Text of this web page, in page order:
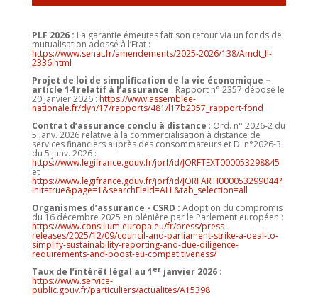
PLF 2026 : La garantie émeutes fait son retour via un fonds de
mutualisation adossé à l’Etat :
https://www.senat.fr/amendements/2025-2026/138/Amdt_II-
2336.html
Projet de loi de simplification de la vie économique –
article 14 relatif à l’assurance : Rapport n° 2357 déposé le
20 janvier 2026 : https://www.assemblee-
nationale.fr/dyn/17/rapports/481/l17b2357_rapport-fond
Contrat d’assurance conclu à distance : Ord. n° 2026-2 du
5 janv. 2026 relative à la commercialisation à distance de
services financiers auprès des consommateurs et D. n°2026-3
du 5 janv. 2026 :
https://www.legifrance.gouv.fr/jorf/id/JORFTEXT000053298845
et
https://www.legifrance.gouv.fr/jorf/id/JORFARTI000053299044?
init=true&page=1&searchField=ALL&tab_selection=all
Organismes d’assurance - CSRD : Adoption du compromis
du 16 décembre 2025 en plénière par le Parlement européen :
https://www.consilium.europa.eu/fr/press/press-
releases/2025/12/09/council-and-parliament-strike-a-deal-to-
simplify-sustainability-reporting-and-due-diligence-
requirements-and-boost-eu-competitiveness/
Taux de l’intérêt légal au 1 erjanvier 2026:
https://www.service-
public.gouv.fr/particuliers/actualites/A15398